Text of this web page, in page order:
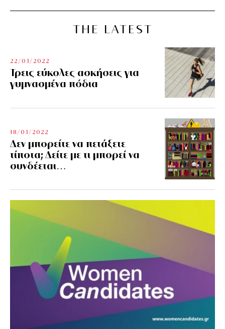
THE LATEST
22/03/2022
Τρεις εύκολες ασκήσεις για
γυμνασμένα πόδια
18/03/2022
Δεν μπορείτε να πετάξετε
τίποτα; Δείτε με τι μπορεί να
συνδέεται…